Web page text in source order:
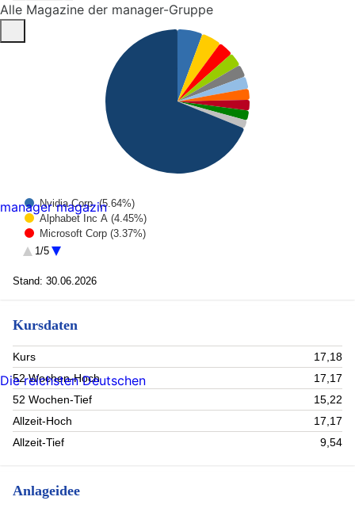
Nvidia Corp. (5.64%)
Alphabet Inc A (4.45%)
Microsoft Corp (3.37%)
Amazon.com (3.11%)
Janus Henderson Asset-Backed Securities Fund Z Acc (2.76%)
MICRON TECHNOLOGY INC (2.21%)
1/5
Stand: 30.06.2026
Kursdaten
Kurs
17,18
52 Wochen-Hoch
17,17
52 Wochen-Tief
15,22
Allzeit-Hoch
17,17
Allzeit-Tief
9,54
Anlageidee
Alle Magazine der manager-Gruppe
manager magazin
Die reichsten Deutschen